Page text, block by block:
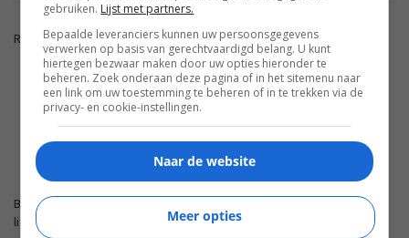
Reacties zijn gesloten.
ADVERTENTIE
FWD.NL
Blijf op de hoogte met de nieuwste artikelen van ons
lifestyleplatform en bezoek FWD.nl.
gebruiken. Lijst met partners.
Bepaalde leveranciers kunnen uw persoonsgegevens
verwerken op basis van gerechtvaardigd belang. U kunt
hiertegen bezwaar maken door uw opties hieronder te
beheren. Zoek onderaan deze pagina of in het sitemenu naar
een link om uw toestemming te beheren of in te trekken via de
privacy- en cookie-instellingen.
Naar de website
Meer opties